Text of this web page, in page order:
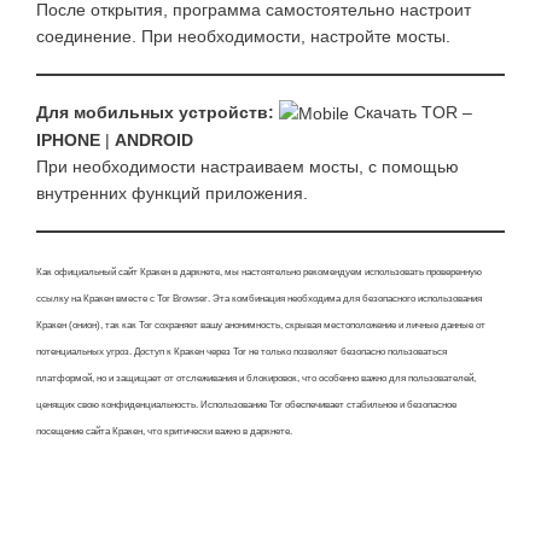
После открытия, программа самостоятельно настроит
соединение. При необходимости, настройте мосты.
Для мобильных устройств:
Скачать TOR –
IPHONE | ANDROID
При необходимости настраиваем мосты, с помощью
внутренних функций приложения.
Как официальный сайт Кракен в даркнете, мы настоятельно рекомендуем использовать проверенную
ссылку на Кракен вместе с Tor Browser. Эта комбинация необходима для безопасного использования
Кракен (онион), так как Tor сохраняет вашу анонимность, скрывая местоположение и личные данные от
потенциальных угроз. Доступ к Кракен через Tor не только позволяет безопасно пользоваться
платформой, но и защищает от отслеживания и блокировок, что особенно важно для пользователей,
ценящих свою конфиденциальность. Использование Tor обеспечивает стабильное и безопасное
посещение сайта Кракен, что критически важно в даркнете.